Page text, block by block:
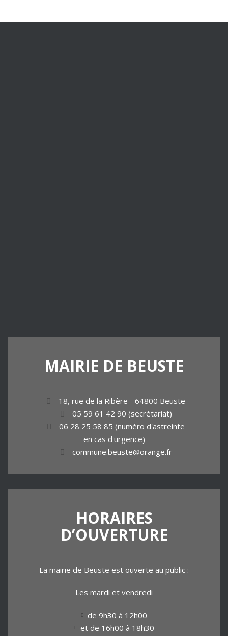
MAIRIE DE BEUSTE
18, rue de la Ribère - 64800 Beuste
05 59 61 42 90 (secrétariat)
06 28 25 58 85 (numéro d'astreinte
en cas d'urgence)
commune.beuste@orange.fr
HORAIRES
D’OUVERTURE
La mairie de Beuste est ouverte au public :
Les mardi et vendredi
de 9h30 à 12h00
et de 16h00 à 18h30